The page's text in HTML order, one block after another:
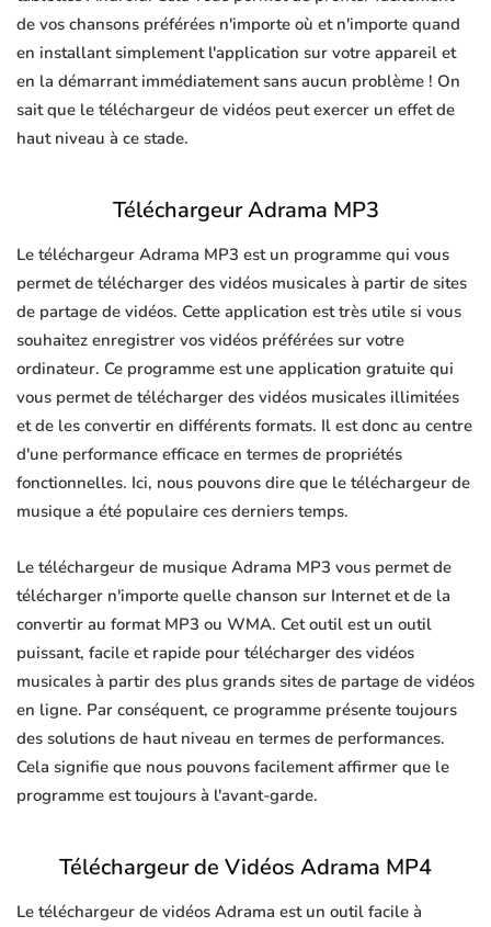
de vos chansons préférées n'importe où et n'importe quand
en installant simplement l'application sur votre appareil et
en la démarrant immédiatement sans aucun problème ! On
sait que le téléchargeur de vidéos peut exercer un effet de
haut niveau à ce stade.
Téléchargeur Adrama MP3
Le téléchargeur Adrama MP3 est un programme qui vous
permet de télécharger des vidéos musicales à partir de sites
de partage de vidéos. Cette application est très utile si vous
souhaitez enregistrer vos vidéos préférées sur votre
ordinateur. Ce programme est une application gratuite qui
vous permet de télécharger des vidéos musicales illimitées
et de les convertir en différents formats. Il est donc au centre
d'une performance efficace en termes de propriétés
fonctionnelles. Ici, nous pouvons dire que le téléchargeur de
musique a été populaire ces derniers temps.
Le téléchargeur de musique Adrama MP3 vous permet de
télécharger n'importe quelle chanson sur Internet et de la
convertir au format MP3 ou WMA. Cet outil est un outil
puissant, facile et rapide pour télécharger des vidéos
musicales à partir des plus grands sites de partage de vidéos
en ligne. Par conséquent, ce programme présente toujours
des solutions de haut niveau en termes de performances.
Cela signifie que nous pouvons facilement affirmer que le
programme est toujours à l'avant-garde.
Téléchargeur de Vidéos Adrama MP4
Le téléchargeur de vidéos Adrama est un outil facile à